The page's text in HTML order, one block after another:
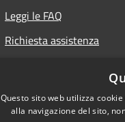
Leggi le FAQ
Richiesta assistenza
Questo sito web utilizza
alla navigazione del sito,